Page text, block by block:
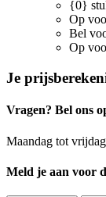
{0}
Op
Bel
Op
Je
Vragen? Bel ons
Maandag tot
Meld je aan voor